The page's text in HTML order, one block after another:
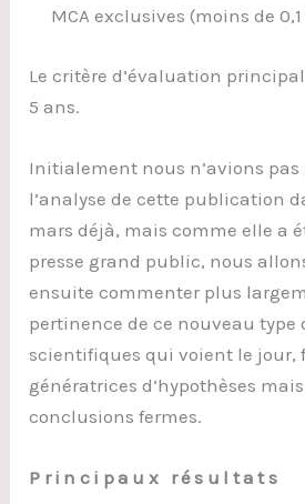
MCA exclusives (moins de 0,1
Le critère d’évaluation
5 ans.
Initialement nous n’avions pas
l’analyse de cette publication
mars déjà, mais comme elle a
presse grand public, nous
ensuite commenter plus
pertinence de ce nouveau type
scientifiques qui voient le jour,
génératrices d’hypothèses
conclusions fermes.
Principaux résultats